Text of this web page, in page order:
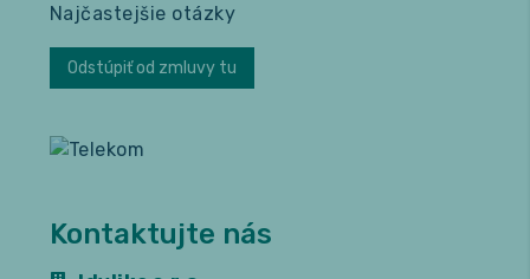
Najčastejšie otázky
Odstúpiť od zmluvy tu
Kontaktujte nás